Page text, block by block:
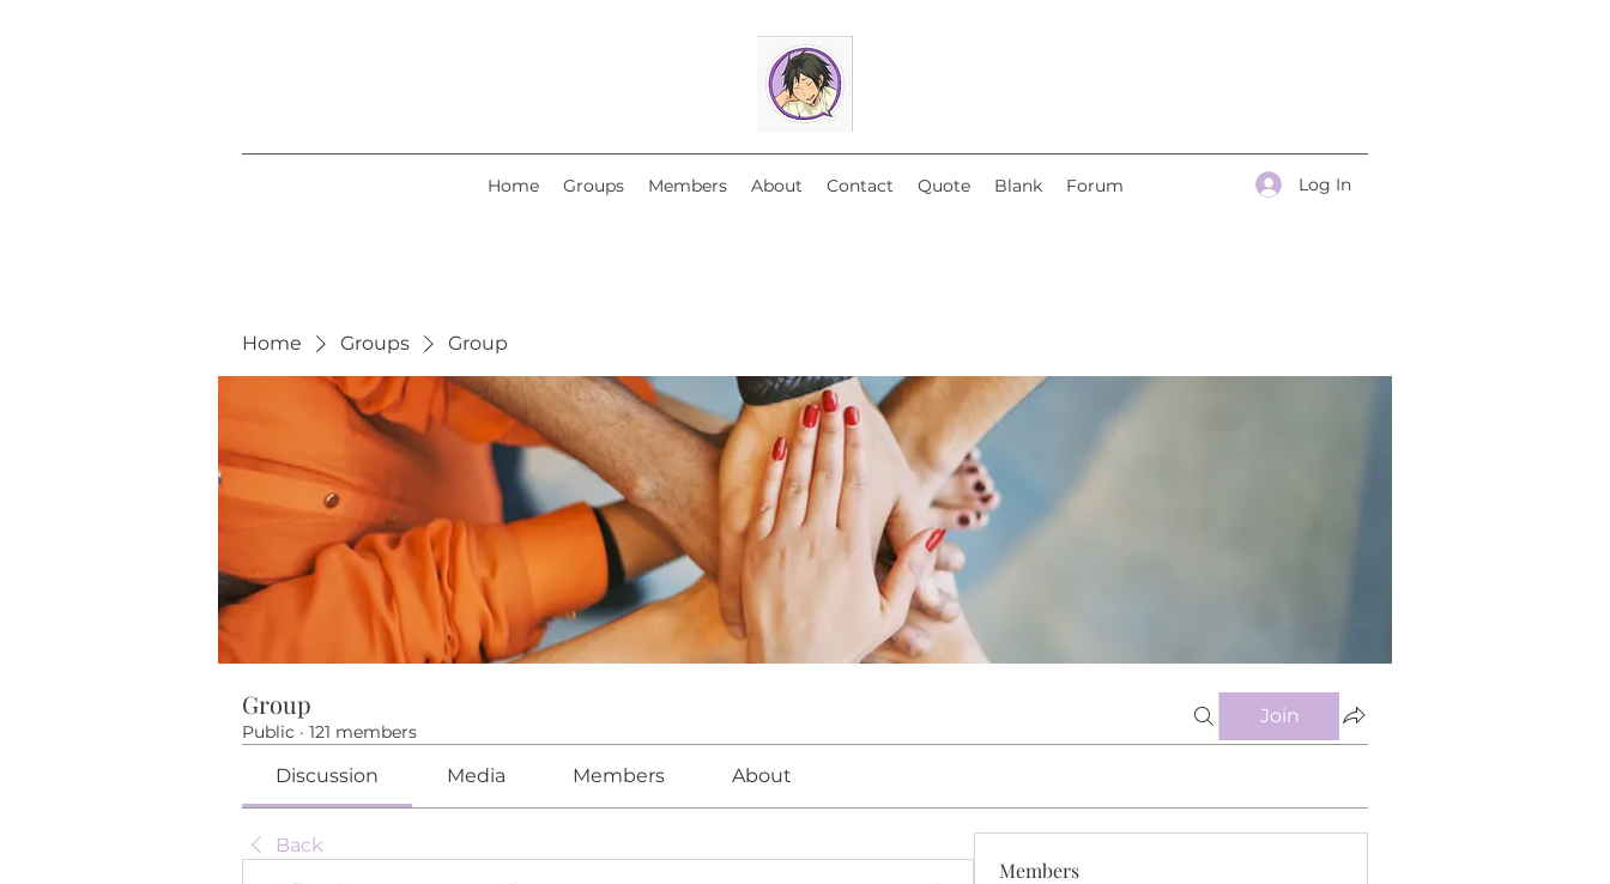
Home Groups Members About Contact Quote Blank Forum Log In
Home Groups Group
Group
Public · 121 members
Join
Discussion Media Members About
Back
Members